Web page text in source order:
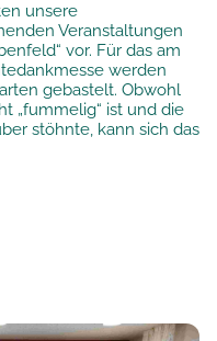
unsere
Veranstaltungen
vor. Für das am
werden
gebastelt. Obwohl
„fummelig“ ist und die
stöhnte, kann sich das